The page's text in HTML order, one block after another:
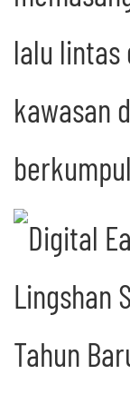
lalu lintas
kawasan